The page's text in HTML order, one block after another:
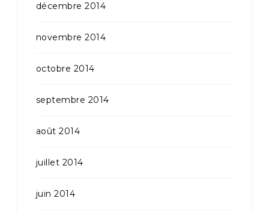
décembre 2014
novembre 2014
octobre 2014
septembre 2014
août 2014
juillet 2014
juin 2014